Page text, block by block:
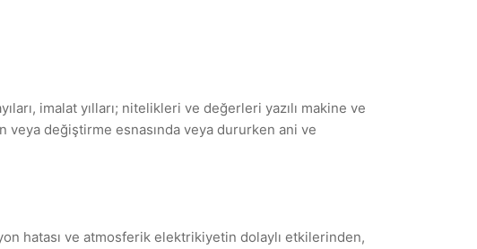
imalat yılları; nitelikleri ve değerleri yazılı makine ve
değiştirme esnasında veya dururken ani ve
hatası ve atmosferik elektrikiyetin dolaylı etkilerinden,